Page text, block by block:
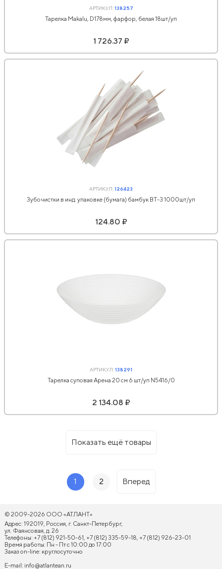
АРТИКУЛ:138257
Тарелка Makalu, D178мм, фарфор, белая 18шт/уп
1 726.37 ₽
АРТИКУЛ:126423
Зубочистки в инд. упаковке (бумага) бамбук BT-3 1000шт/уп
124.80 ₽
АРТИКУЛ:138291
Тарелка суповая Арена 20 см 6 шт/уп N5416/0
2 134.08 ₽
Показать ещё товары
1 2 Вперед
© 2009-2026 ООО «АТЛАНТ»
Адрес: 192019, Россия, г. Санкт-Петербург,
ул. Фаянсовая, д. 26
Телефоны: +7 (812) 921-50-61, +7 (812) 335-59-18, +7 (812) 926-23-01
Время работы: Пн - Пт с 10:00 до 17:00
Заказ on-line: круглосуточно
E-mail: info@atlantean.ru